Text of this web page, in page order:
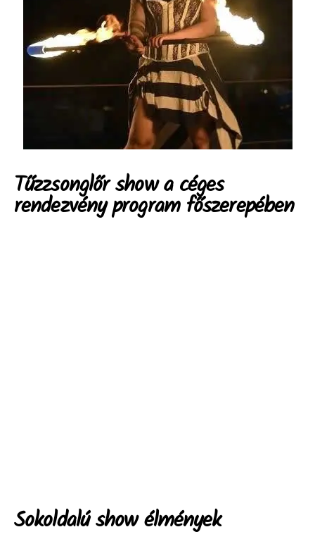
Tűzzsonglőr show a céges
rendezvény program főszerepében
Sokoldalú show élmények